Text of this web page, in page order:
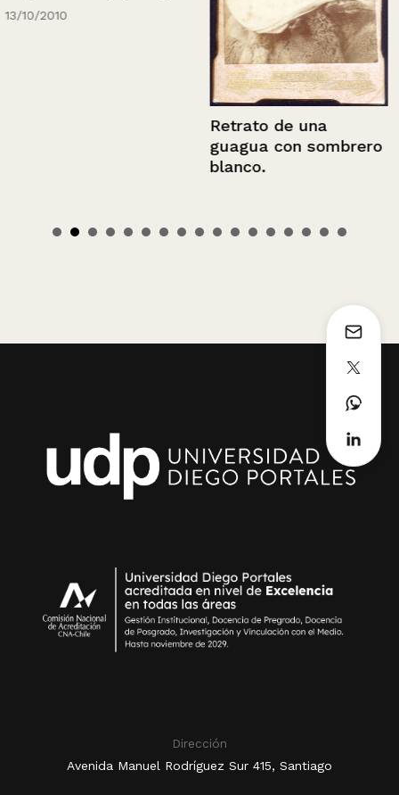
13/10/2010
Retrato de una
guagua con sombrero
blanco.
Dirección
Avenida Manuel Rodríguez Sur 415, Santiago